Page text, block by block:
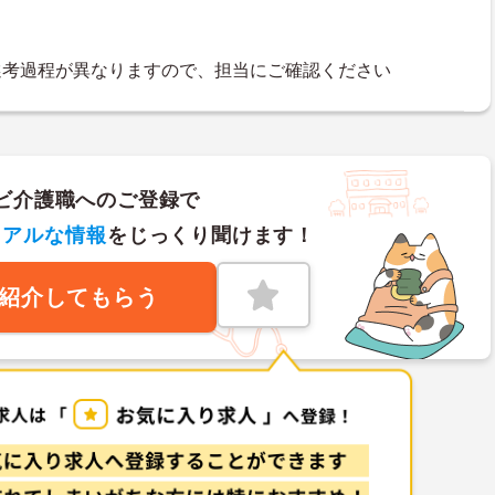
過程が異なりますので、担当にご確認ください
介護職へのご登録で
ルな情報をじっくり聞けます！
介してもらう